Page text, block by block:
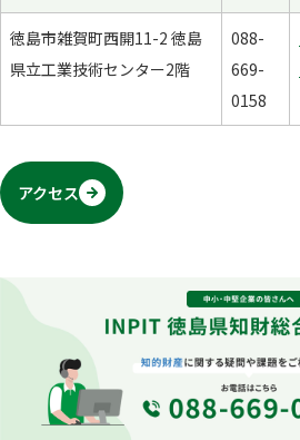
徳島市雑賀町西開11-2 徳島
県立工業技術センター2階
088-
669-
0158
アクセス